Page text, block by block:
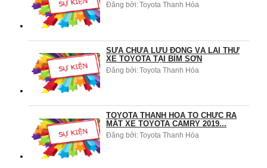
Đăng bởi:Toyota Thanh Hóa
SỬA CHỮA LƯU ĐỘNG VÀ LÁI THỬ
XE TOYOTA TẠI BỈM SƠN
Đăng bởi:Toyota Thanh Hóa
TOYOTA THANH HÓA TỔ CHỨC RA
MẮT XE TOYOTA CAMRY 2019...
Đăng bởi:Toyota Thanh Hóa